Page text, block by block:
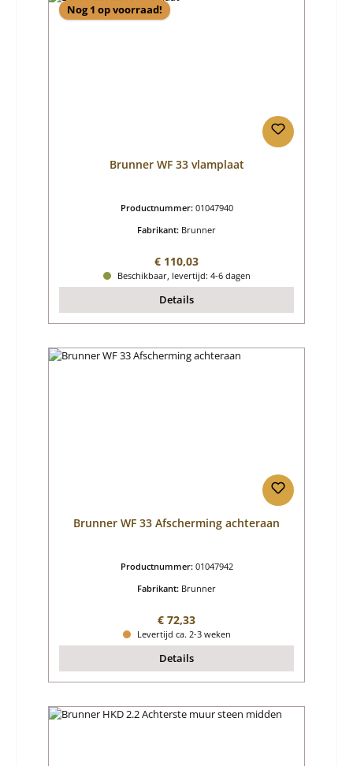
Nog 1 op voorraad!
Brunner WF 33 vlamplaat
Productnummer: 01047940
Fabrikant: Brunner
Normale prijs:
€ 110,03
Beschikbaar, levertijd: 4-6 dagen
Details
Brunner WF 33 Afscherming achteraan
Productnummer: 01047942
Fabrikant: Brunner
Normale prijs:
€ 72,33
Levertijd ca. 2-3 weken
Details